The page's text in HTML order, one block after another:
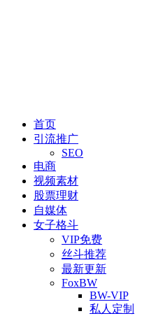
首页
引流推广
SEO
电商
视频素材
股票理财
自媒体
女子格斗
VIP免费
丝斗推荐
最新更新
FoxBW
BW-VIP
私人定制